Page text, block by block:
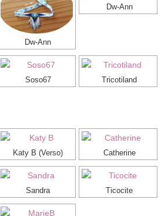
Dw-Ann
Dw-Ann
Soso67 Tricotiland
Katy B (Verso) Catherine
Sandra Ticocite